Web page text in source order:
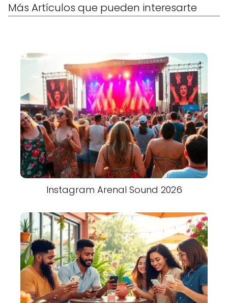
Más Artículos que pueden interesarte
Instagram Arenal Sound 2026